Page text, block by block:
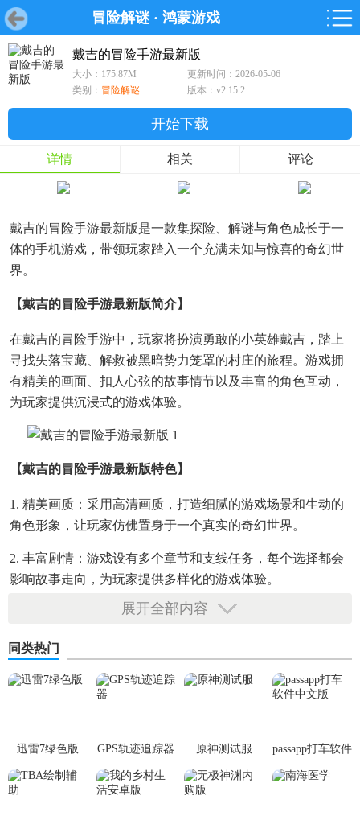
冒险解谜· 鸿蒙游戏
首页 游戏 软件 鸿蒙游戏
首页 游戏 软件 鸿蒙
游戏
鸿蒙
软件
专题
戴吉的冒险手游最新版
大小：175.87M
更新时间：2026-05-06
类别： 冒险解谜 版本：v2.15.2
开始下载
详情 相关 评论
戴吉的冒险手游最新版是一款集探险、解谜与角色成长于一
体的手机游戏，带领玩家踏入一个充满未知与惊喜的奇幻世
界。
【戴吉的冒险手游最新版简介】
在戴吉的冒险手游中，玩家将扮演勇敢的小英雄戴吉，踏上
寻找失落宝藏、解救被黑暗势力笼罩的村庄的旅程。游戏拥
有精美的画面、扣人心弦的故事情节以及丰富的角色互动，
为玩家提供沉浸式的游戏体验。
【戴吉的冒险手游最新版特色】
1. 精美画质：采用高清画质，打造细腻的游戏场景和生动的
角色形象，让玩家仿佛置身于一个真实的奇幻世界。
2. 丰富剧情：游戏设有多个章节和支线任务，每个选择都会
影响故事走向，为玩家提供多样化的游戏体验。
3. 角色成长：玩家可以通过完成任务、挑战副本提升角色等
发现隐藏的宝藏和秘密。
1. 新角色加入：最新版本中加入了多位新角色，每位角色都
有独特的技能和背景故事，为游戏增添更多乐趣。
展开全部内容
同类热门
迅雷7绿色版 GPS轨迹追踪器 原神测试服
passapp打车软件
中文版